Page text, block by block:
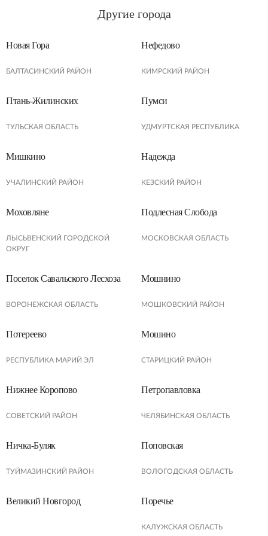
Другие города
Новая Гора
БАЛТАСИНСКИЙ РАЙОН
Нефедово
КИМРСКИЙ РАЙОН
Птань-Жилинских
ТУЛЬСКАЯ ОБЛАСТЬ
Пумси
УДМУРТСКАЯ РЕСПУБЛИКА
Мишкино
УЧАЛИНСКИЙ РАЙОН
Надежда
КЕЗСКИЙ РАЙОН
Моховляне
ЛЫСЬВЕНСКИЙ ГОРОДСКОЙ
ОКРУГ
Подлесная Слобода
МОСКОВСКАЯ ОБЛАСТЬ
Поселок Савальского Лесхоза
ВОРОНЕЖСКАЯ ОБЛАСТЬ
Мошнино
МОШКОВСКИЙ РАЙОН
Потереево
РЕСПУБЛИКА МАРИЙ ЭЛ
Мошино
СТАРИЦКИЙ РАЙОН
Нижнее Коропово
СОВЕТСКИЙ РАЙОН
Петропавловка
ЧЕЛЯБИНСКАЯ ОБЛАСТЬ
Ничка-Буляк
ТУЙМАЗИНСКИЙ РАЙОН
Поповская
ВОЛОГОДСКАЯ ОБЛАСТЬ
Великий Новгород Поречье
КАЛУЖСКАЯ ОБЛАСТЬ